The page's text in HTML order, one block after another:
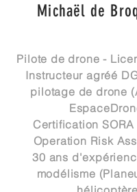
Michaël de
Pilote de drone -
Instructeur agréé
pilotage de drone
Certification
Operation Risk
30 ans
modélisme (